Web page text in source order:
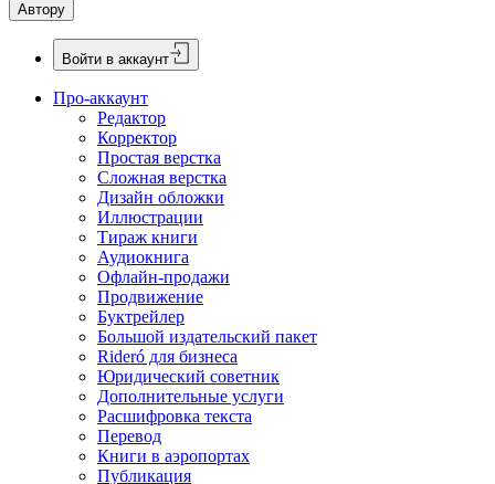
Автору
Войти в аккаунт
Про-аккаунт
Редактор
Корректор
Простая верстка
Сложная верстка
Дизайн обложки
Иллюстрации
Тираж книги
Аудиокнига
Офлайн-продажи
Продвижение
Буктрейлер
Большой издательский пакет
Rideró для бизнеса
Юридический советник
Дополнительные услуги
Расшифровка текста
Перевод
Книги в аэропортах
Публикация